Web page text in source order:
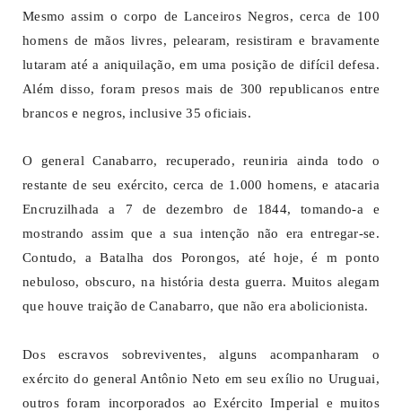
Mesmo assim o corpo de Lanceiros Negros, cerca de 100
homens de mãos livres, pelearam, resistiram e bravamente
lutaram até a aniquilação, em uma posição de difícil defesa.
Além disso, foram presos mais de 300 republicanos entre
brancos e negros, inclusive 35 oficiais.
O general Canabarro, recuperado, reuniria ainda todo o
restante de seu exército, cerca de 1.000 homens, e atacaria
Encruzilhada a 7 de dezembro de 1844, tomando-a e
mostrando assim que a sua intenção não era entregar-se.
Contudo, a Batalha dos Porongos, até hoje, é m ponto
nebuloso, obscuro, na história desta guerra. Muitos alegam
que houve traição de Canabarro, que não era abolicionista.
Dos escravos sobreviventes, alguns acompanharam o
exército do general Antônio Neto em seu exílio no Uruguai,
outros foram incorporados ao Exército Imperial e muitos